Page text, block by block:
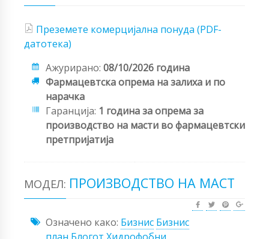
Преземете комерцијална понуда (PDF-
датотека)
Ажурирано: 08/10/2026 година
Фармацевтска опрема на залиха и по
нарачка
Гаранција: 1 година за опрема за
производство на масти во фармацевтски
претпријатија
МОДЕЛ: ПРОИЗВОДСТВО НА МАСТ
Означено како: Бизнис Бизнис
план Блогот Хидрофобни